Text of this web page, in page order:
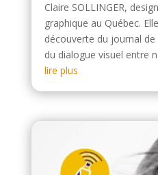
Claire SOLLINGER,
graphique au Québec.
découverte du journal
du dialogue visuel entre
lire plus